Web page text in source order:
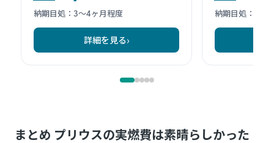
まとめ プリウスの実燃費は素晴らしかった